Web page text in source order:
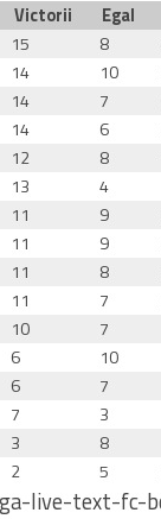
Victorii Egal
15 8
14 10
14 7
14 6
12 8
13 4
11 9
11 9
11 8
11 7
10 7
6 10
6 7
7 3
3 8
2 5
live-text-fc-